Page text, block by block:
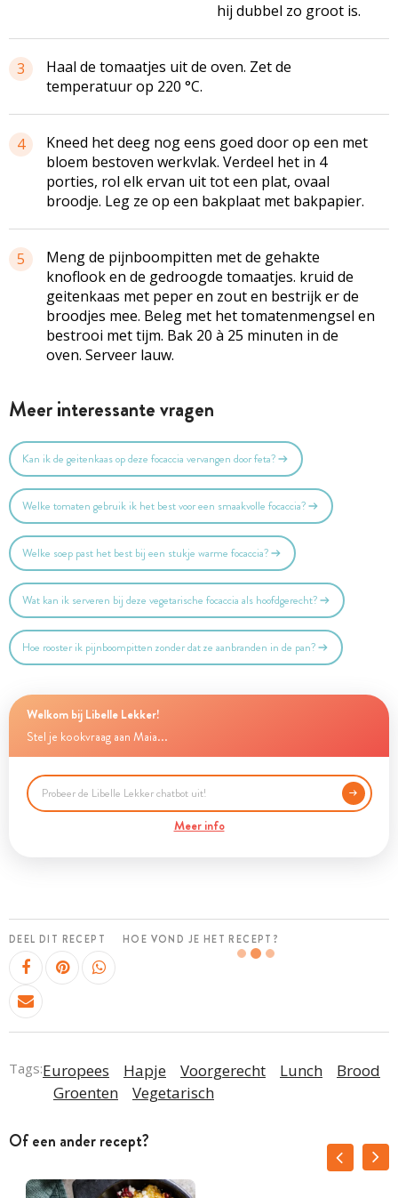
hij dubbel zo groot is.
3
Haal de tomaatjes uit de oven. Zet de
temperatuur op 220 °C.
4
Kneed het deeg nog eens goed door op een met
bloem bestoven werkvlak. Verdeel het in 4
porties, rol elk ervan uit tot een plat, ovaal
broodje. Leg ze op een bakplaat met bakpapier.
5
Meng de pijnboompitten met de gehakte
knoflook en de gedroogde tomaatjes. kruid de
geitenkaas met peper en zout en bestrijk er de
broodjes mee. Beleg met hettomatenmengsel en
bestrooi met tijm. Bak 20 à 25 minuten in de
oven. Serveer lauw.
Meer interessante vragen
Kan ik de geitenkaas op deze focaccia vervangen door feta?
Welke tomaten gebruik ik het best voor een smaakvolle focaccia?
Welke soep past het best bij een stukje warme focaccia?
Wat kan ik serveren bij deze vegetarische focaccia als hoofdgerecht?
Hoe rooster ik pijnboompitten zonder dat ze aanbranden in de pan?
Welkom bij Libelle Lekker!
Stel je kookvraag aan Maia...
Meer info
DEEL DIT RECEPT HOE VOND JE HET RECEPT?
Tags:Europees Hapje Voorgerecht Lunch
Brood
Groenten
Vegetarisch
Of een ander recept?